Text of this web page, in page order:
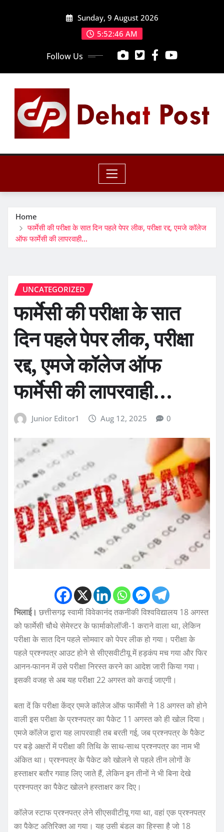
Sunday, 9 August 2026
5:52:48 AM
Follow Us
Home
फार्मेसी की परीक्षा के सात दिन पहले पेपर लीक, परीक्षा रद्द, एमजे कॉलेज
ऑफ फार्मेसी की लापरवाही…
UNCATEGORIZED
फार्मेसी की परीक्षा के सात
दिन पहले पेपर लीक, परीक्षा
रद्द, एमजे कॉलेज ऑफ
फार्मेसी की लापरवाही…
Junior Editor1 Aug 12, 2025 0
भिलाई। छत्तीसगढ़ स्वामी विवेकानंद तकनीकी विश्वविद्यालय 18 अगस्त
को फार्मेसी चौथे सेमेस्टर के फार्माकोलॉजी-1 कराने वाला था, लेकिन
परीक्षा के सात दिन पहले सोमवार को पेपर लीक हो गया। परीक्षा के
पहले प्रश्नपत्र आउट होने से सीएसवीटीयू में हड़कंप मच गया और फिर
आनन-फानन में उसे परीक्षा निरस्त करने का आदेश जारी किया गया।
इसकी वजह से अब यह परीक्षा 22 अगस्त को कराई जाएगी।
बता दें कि परीक्षा केंद्र एमजे कॉलेज ऑफ फार्मेसी ने 18 अगस्त को होने
वाली इस परीक्षा के प्रश्नपत्र का पैकेट 11 अगस्त को ही खोल दिया।
एमजे कॉलेज द्वारा यह लापरवाही तब बरती गई, जब प्रश्नपत्र के पैकेट
पर बड़े अक्षरों में परीक्षा की तिथि के साथ-साथ प्रश्नपत्र का नाम भी
अंकित था। प्रश्नपत्र के पैकेट को खोलने से पहले तीन लोगों के
हस्ताक्षर बतौर गवाह लिए जाते हैं, लेकिन इन तीनों ने भी बिना देखे
प्रश्नपत्र का पैकेट खोलने हस्ताक्षर कर दिए।
कॉलेज स्टाफ प्रश्नपत्र लेने सीएसवीटीयू गया था, वहां एक प्रश्नपत्र
का पैकेट अतिरिक्त आ गया। यह उसी बंडल का हिस्सा है जो 18